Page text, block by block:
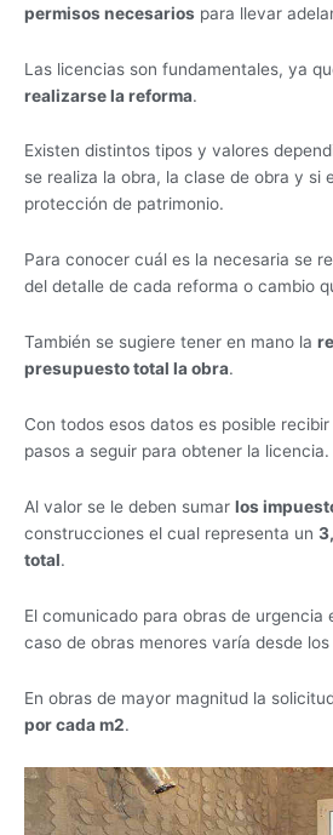
permisos necesarios para llevar
Las licencias son fundamentales, ya
realizarse la reforma.
Existen distintos tipos y valores
se realiza la obra, la clase de obra y si
protección de patrimonio.
Para conocer cuál es la necesaria se
del detalle de cada reforma o cambio
También se sugiere tener en mano la
presupuesto total la obra.
Con todos esos datos es posible
pasos a seguir para obtener la licencia.
Al valor se le deben sumar los
construcciones el cual representa un
total.
El comunicado para obras de urgencia
caso de obras menores varía desde los
En obras de mayor magnitud la
por cada m2.